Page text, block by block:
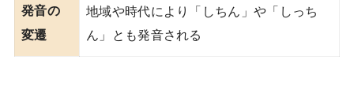
発音の
変遷
地域や時代により「しちん」や「しっち
ん」とも発音される